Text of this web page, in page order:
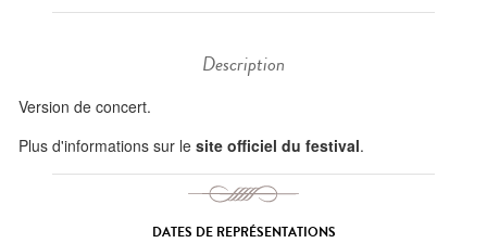
Description
Version de concert.
Plus d'informations sur le site officiel du festival.
DATES DE REPRÉSENTATIONS